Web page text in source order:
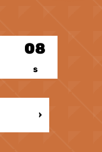
06
S
›